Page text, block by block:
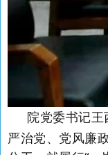
院党委书记
严治党、党风廉